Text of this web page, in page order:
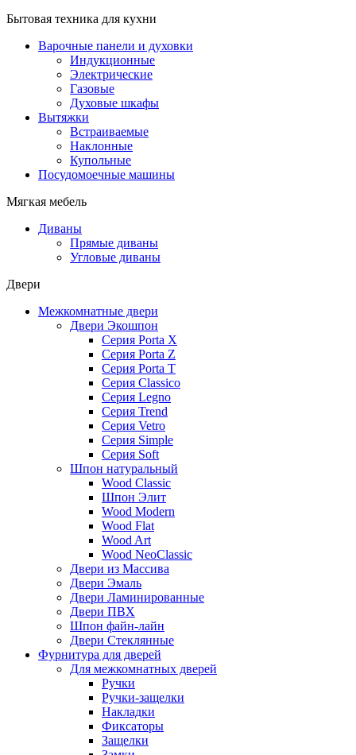
Бытовая техника для кухни
Варочные панели и духовки
Индукционные
Электрические
Газовые
Духовые шкафы
Вытяжки
Встраиваемые
Наклонные
Купольные
Посудомоечные машины
Мягкая мебель
Диваны
Прямые диваны
Угловые диваны
Двери
Межкомнатные двери
Двери Экошпон
Серия Porta X
Серия Porta Z
Серия Porta T
Серия Classico
Серия Legno
Серия Trend
Серия Vetro
Серия Simple
Серия Soft
Шпон натуральный
Wood Classic
Шпон Элит
Wood Modern
Wood Flat
Wood Art
Wood NeoClassic
Двери из Массива
Двери Эмаль
Двери Ламинированные
Двери ПВХ
Шпон файн-лайн
Двери Стеклянные
Фурнитура для дверей
Для межкомнатных дверей
Ручки
Ручки-защелки
Накладки
Фиксаторы
Защелки